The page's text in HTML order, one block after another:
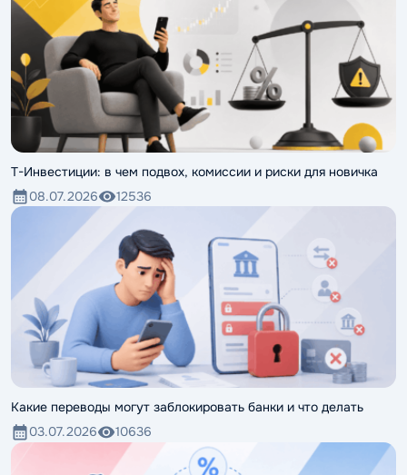
Т-Инвестиции: в чем подвох, комиссии и риски для новичка
08.07.2026
12536
Какие переводы могут заблокировать банки и что делать
03.07.2026
10636